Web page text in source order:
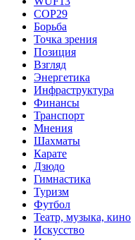
COP29
Борьба
Точка зрения
Позиция
Взгляд
Энергетика
Инфраструктура
Финансы
Транспорт
Мнения
Шахматы
Карате
Дзюдо
Гимнастика
Туризм
Футбол
Театр, музыка, кино
Искусство